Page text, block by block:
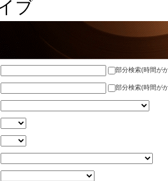
部分検索(時間が
部分検索(時間が